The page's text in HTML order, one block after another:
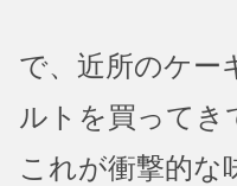
で、近所のケー
ルトを買ってき
これが衝撃的な